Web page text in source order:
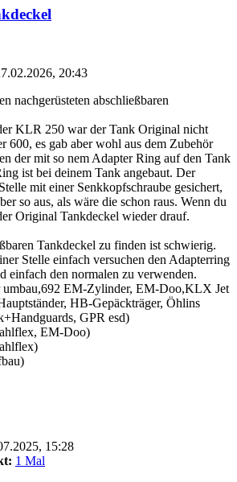
20:43
nachgerüsteten abschließbaren
KLR 250 war der Tank Original nicht
600, es gab aber wohl aus dem Zubehör
der mit so nem Adapter Ring auf den Tank
ist bei deinem Tank angebaut. Der
mit einer Senkkopfschraube gesichert,
so aus, als wäre die schon raus. Wenn du
Original Tankdeckel wieder drauf.
Tankdeckel zu finden ist schwierig.
Stelle einfach versuchen den Adapterring
einfach den normalen zu verwenden.
EM-Zylinder, EM-Doo,KLX Jet
HB-Gepäckträger, Öhlins
GPR esd)
EM-Doo)
15:28
1 Mal